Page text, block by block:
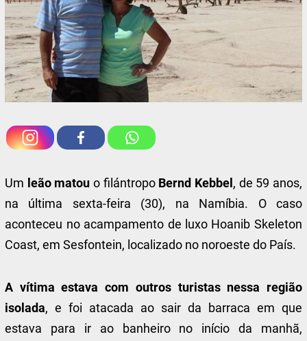
Um leão matouo filántropo Bernd Kebbel , de 59 anos,
na última sexta-feira (30), na Namíbia. O caso
aconteceu no acampamento de luxo Hoanib Skeleton
Coast, em Sesfontein, localizado no noroeste do País.
A vítima estava com outros turistas nessa região
isolada, e foi atacada ao sair da barraca em que
estava para ir ao banheiro no início da manhã,